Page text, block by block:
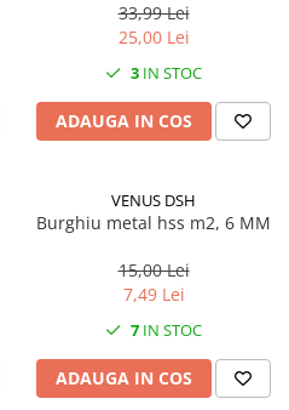
33,99 Lei
25,00 Lei
3 IN STOC
ADAUGA IN COS
VENUS DSH
Burghiu metal hss m2, 6 MM
15,00 Lei
7,49 Lei
7 IN STOC
ADAUGA IN COS